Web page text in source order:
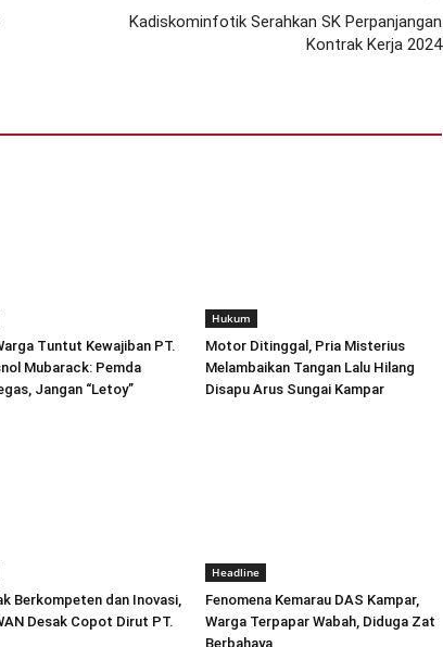
Kadiskominfotik Serahkan SK Perpanjangan
Kontrak Kerja 2024
Tuntut Kewajiban PT.
Mubarack: Pemda
Jangan “Letoy”
Hukum
Motor Ditinggal, Pria Misterius
Melambaikan Tangan Lalu Hilang
Disapu Arus Sungai Kampar
Berkompeten dan Inovasi,
Desak Copot Dirut PT.
Headline
Fenomena Kemarau DAS Kampar,
Warga Terpapar Wabah, Diduga Zat
Berbahaya